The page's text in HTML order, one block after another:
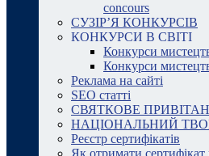
concours
СУЗІР’Я КОНКУРСІВ
КОНКУРСИ В СВІТІ
Конкурси
Конкурси
Реклама на сайті
SEO статті
СВЯТКОВЕ
НАЦІОНАЛЬНИЙ
Реєстр сертифікатів
Як отримати сертифікат